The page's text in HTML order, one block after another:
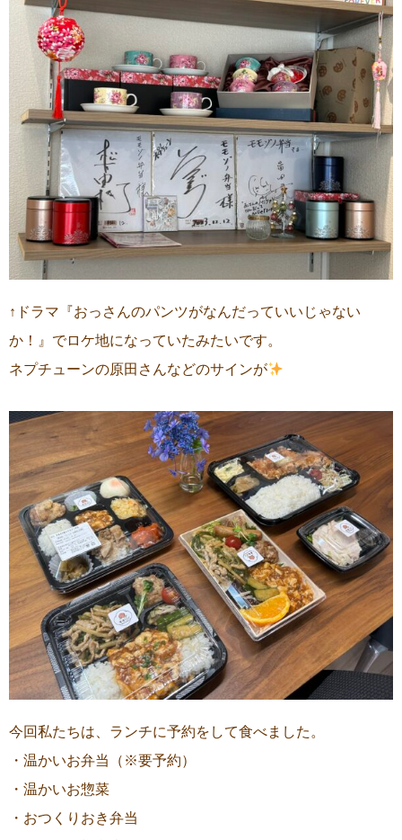
↑ドラマ『おっさんのパンツがなんだっていいじゃない
か！』でロケ地になっていたみたいです。
ネプチューンの原田さんなどのサインが
今回私たちは、ランチに予約をして食べました。
・温かいお弁当（※要予約）
・温かいお惣菜
・おつくりおき弁当